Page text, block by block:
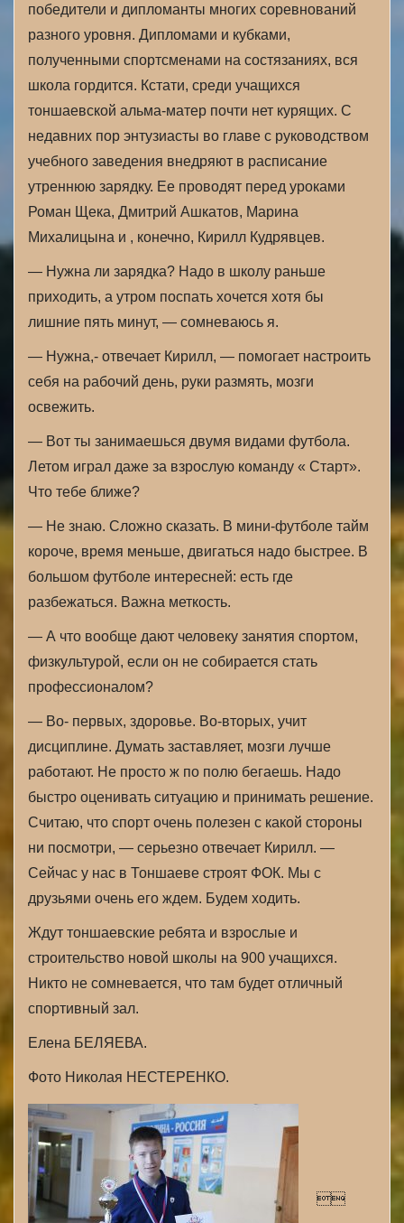
победители и дипломанты многих соревнований
разного уровня. Дипломами и кубками,
полученными спортсменами на состязаниях, вся
школа гордится. Кстати, среди учащихся
тоншаевской альма-матер почти нет курящих. С
недавних пор энтузиасты во главе с руководством
учебного заведения внедряют в расписание
утреннюю зарядку. Ее проводят перед уроками
Роман Щека, Дмитрий Ашкатов, Марина
Михалицына и , конечно, Кирилл Кудрявцев.
— Нужна ли зарядка? Надо в школу раньше
приходить, а утром поспать хочется хотя бы
лишние пять минут, — сомневаюсь я.
— Нужна,- отвечает Кирилл, — помогает настроить
себя на рабочий день, руки размять, мозги
освежить.
— Вот ты занимаешься двумя видами футбола.
Летом играл даже за взрослую команду « Старт».
Что тебе ближе?
— Не знаю. Сложно сказать. В мини-футболе тайм
короче, время меньше, двигаться надо быстрее. В
большом футболе интересней: есть где
разбежаться. Важна меткость.
— А что вообще дают человеку занятия спортом,
физкультурой, если он не собирается стать
профессионалом?
— Во- первых, здоровье. Во-вторых, учит
дисциплине. Думать заставляет, мозги лучше
работают. Не просто ж по полю бегаешь. Надо
быстро оценивать ситуацию и принимать решение.
Считаю, что спорт очень полезен с какой стороны
ни посмотри, — серьезно отвечает Кирилл. —
Сейчас у нас в Тоншаеве строят ФОК. Мы с
друзьями очень его ждем. Будем ходить.
Ждут тоншаевские ребята и взрослые и
строительство новой школы на 900 учащихся.
Никто не сомневается, что там будет отличный
спортивный зал.
Елена БЕЛЯЕВА.
Фото Николая НЕСТЕРЕНКО.
